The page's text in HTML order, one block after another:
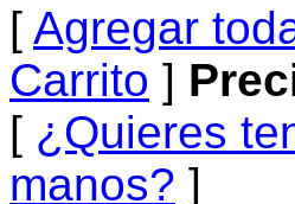
[ Agregar
Carrito ]
[ ¿Quieres
manos? ]